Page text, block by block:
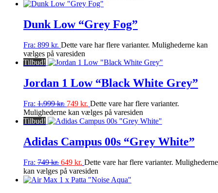
Dunk Low “Grey Fog”
Fra: 899 kr. Dette vare har flere varianter. Mulighederne kan
vælges på varesiden
Tilbud!
Jordan 1 Low “Black White Grey”
Fra: 1.999kr. 749 kr. Dette vare har flere varianter.
Mulighederne kan vælges på varesiden
Tilbud!
Adidas Campus 00s “Grey White”
Fra: 749kr. 649 kr. Dette vare har flere varianter. Mulighederne
kan vælges på varesiden